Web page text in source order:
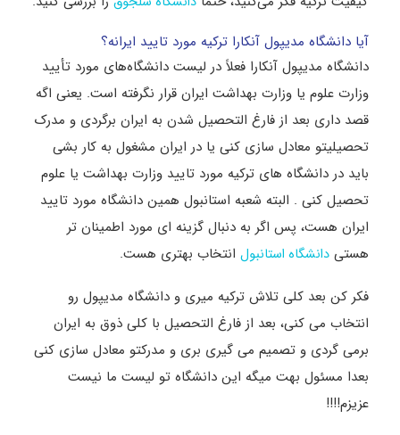
آیا دانشگاه مدیپول آنکارا ترکیه مورد تایید ایرانه؟
دانشگاه مدیپول آنکارا فعلاً در لیست دانشگاه‌های مورد تأیید
وزارت علوم یا وزارت بهداشت ایران قرار نگرفته است. یعنی اگه
قصد داری بعد از فارغ التحصیل شدن به ایران برگردی و مدرک
تحصیلیتو معادل سازی کنی یا در ایران مشغول به کار بشی
باید در دانشگاه های ترکیه مورد تایید وزارت بهداشت یا علوم
تحصیل کنی . البته شعبه استانبول همین دانشگاه مورد تایید
ایران هست، پس اگر به دنبال گزینه ای مورد اطمینان تر
هستی دانشگاه استانبول انتخاب بهتری هست.
فکر کن بعد کلی تلاش ترکیه میری و دانشگاه مدیپول رو
انتخاب می کنی، بعد از فارغ التحصیل با کلی ذوق به ایران
برمی گردی و تصمیم می گیری بری و مدرکتو معادل سازی کنی
بعدا مسئول بهت میگه این دانشگاه تو لیست ما نیست
عزیزم!!!!